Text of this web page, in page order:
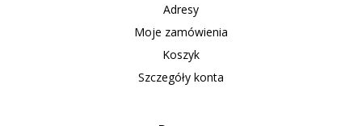
Adresy
Moje zamówienia
Koszyk
Szczegóły konta